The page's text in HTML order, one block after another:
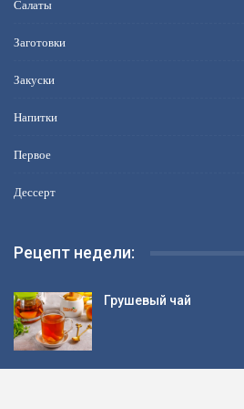
Салаты
Заготовки
Закуски
Напитки
Первое
Дессерт
Рецепт недели:
Грушевый чай